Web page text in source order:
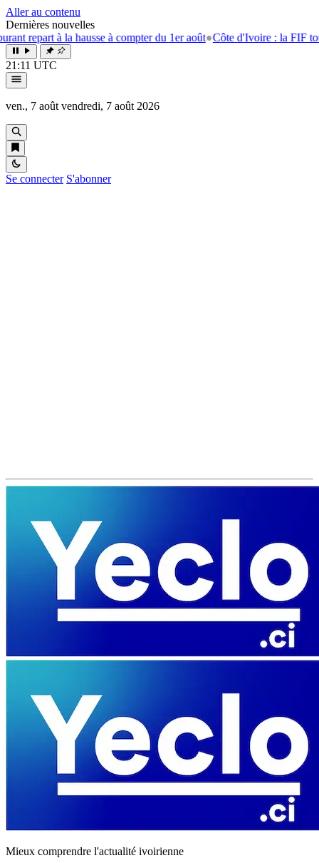
Aller au contenu
Dernières nouvelles
la hausse à compter du 1er août●Côte d'Ivoire : la FIF tourne la
21:11 UTC
ven., 7 août vendredi, 7 août 2026
Se connecter S'abonner
Mieux comprendre l'actualité ivoirienne